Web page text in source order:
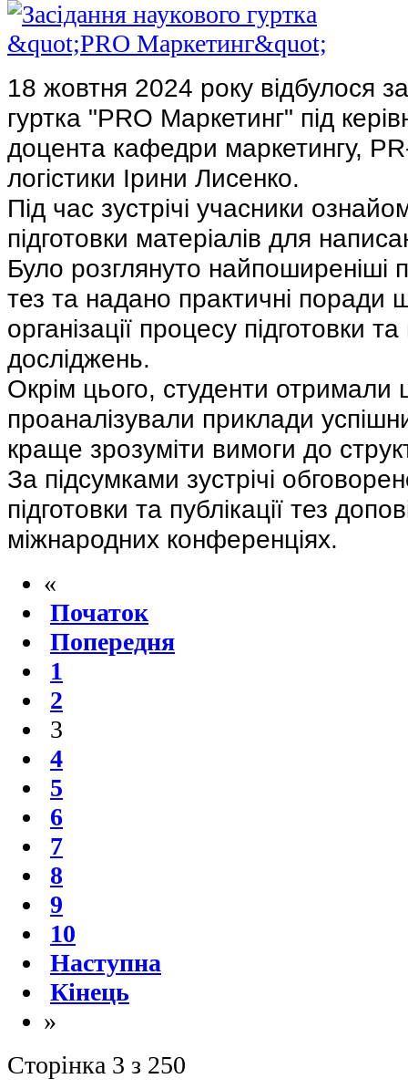
18 жовтня 2024 року відбулося
гуртка "PRO Маркетинг" під
доцента кафедри маркетингу,
логістики Ірини Лисенко.
Під час зустрічі учасники
підготовки матеріалів для
Було розглянуто найпоширеніші
тез та надано практичні поради
організації процесу підготовки
досліджень.
Окрім цього, студенти отримали
проаналізували приклади
краще зрозуміти вимоги до
За підсумками зустрічі
підготовки та публікації тез
міжнародних конференціях.
«
Початок
Попередня
1
2
3
4
5
6
7
8
9
10
Наступна
Кінець
»
Сторінка 3 з 250